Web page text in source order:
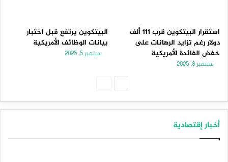
استقرار البيتكوين قرب 111 ألف
دولار رغم تزايد الرهانات على
خفض الفائدة الأمريكية
سبتمبر 8, 2025
البيتكوين يرتفع قبل اختبار
بيانات الوظائف الأمريكية
سبتمبر 5, 2025
أخبار إقتصادية